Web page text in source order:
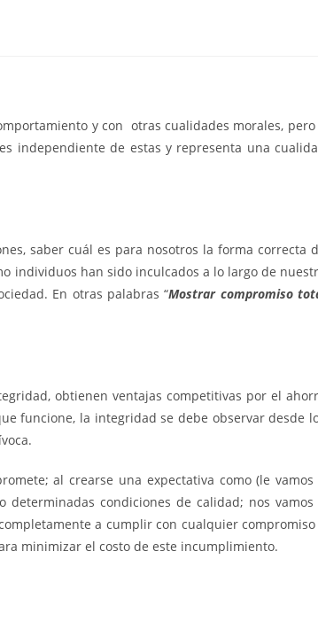
y con otras cualidades morales, pero
independiente de estas y representa una
saber cuál es para nosotros la forma correcta
individuos han sido inculcados a lo largo de
En otras palabras “Mostrar compromiso
obtienen ventajas competitivas por el
funcione, la integridad se debe observar desde
al crearse una expectativa como (le vamos
condiciones de calidad; nos vamos
a cumplir con cualquier
minimizar el costo de este incumplimiento.